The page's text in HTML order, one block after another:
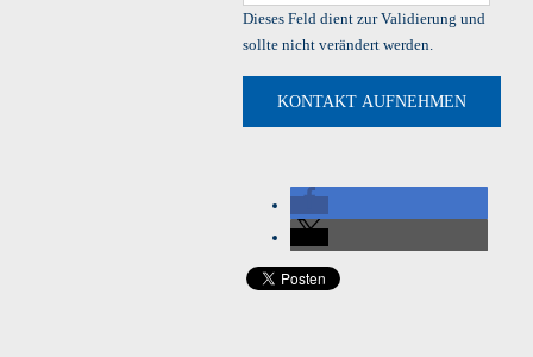
Dieses Feld dient zur Validierung und
sollte nicht verändert werden.